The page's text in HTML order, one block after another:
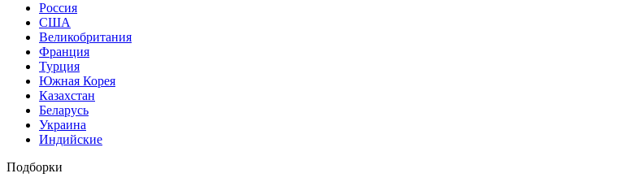
Россия
США
Великобритания
Франция
Турция
Южная Корея
Казахстан
Беларусь
Украина
Индийские
Подборки